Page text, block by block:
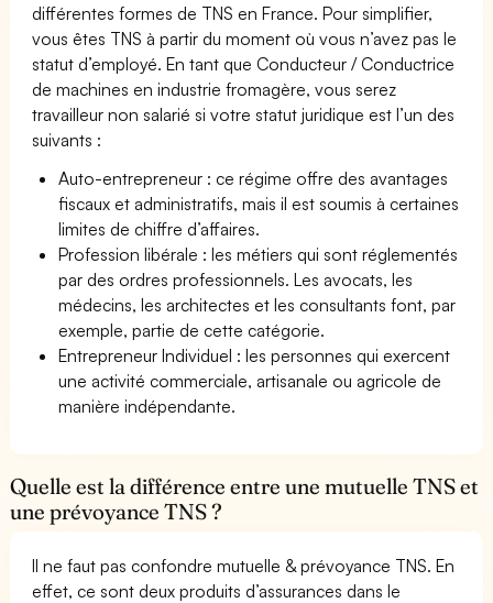
différentes formes de TNS en France. Pour simplifier,
vous êtes TNS à partir du moment où vous n’avez pas le
statut d’employé. En tant que Conducteur / Conductrice
de machines en industrie fromagère, vous serez
travailleur non salarié si votre statut juridique est l’un des
suivants :
Auto-entrepreneur : ce régime offre des avantages
fiscaux et administratifs, mais il est soumis à certaines
limites de chiffre d’affaires.
Profession libérale : les métiers qui sont réglementés
par des ordres professionnels. Les avocats, les
médecins, les architectes et les consultants font, par
exemple, partie de cette catégorie.
Entrepreneur Individuel : les personnes qui exercent
une activité commerciale, artisanale ou agricole de
manière indépendante.
Quelle est la différence entre une mutuelle TNS et
une prévoyance TNS ?
Il ne faut pas confondre mutuelle & prévoyance TNS. En
effet, ce sont deux produits d’assurances dans le